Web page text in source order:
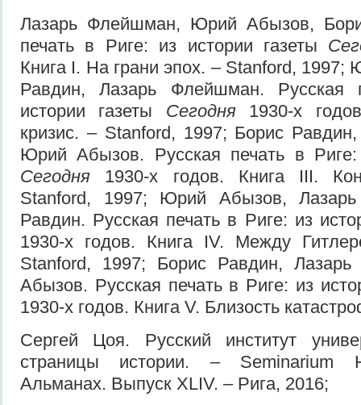
Лазарь Флейшман, Юрий Абызов,
печать в Риге: из истории газеты
Книга I. На грани эпох. – Stanford,
Равдин, Лазарь Флейшман. Русская
истории газеты Сегодня 1930-х
кризис. – Stanford, 1997; Борис
Юрий Абызов. Русская печать в Риге:
Сегодня 1930-х годов. Книга III.
Stanford, 1997; Юрий Абызов,
Равдин. Русская печать в Риге: из
1930-х годов. Книга IV. Между
Stanford, 1997; Борис Равдин,
Абызов. Русская печать в Риге: из
1930-х годов. Книга V. Близость
Сергей Цоя. Русский институт
страницы истории. – Seminarium
Альманах. Выпуск XLIV. – Рига, 2016;